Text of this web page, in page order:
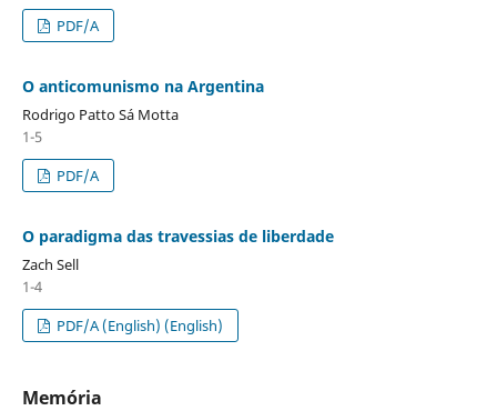
PDF/A
O anticomunismo na Argentina
Rodrigo Patto Sá Motta
1-5
PDF/A
O paradigma das travessias de liberdade
Zach Sell
1-4
PDF/A (English) (English)
Memória